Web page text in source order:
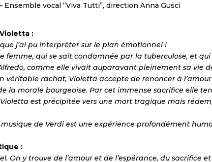
vocal “Viva Tutti”, direction Anna Gusci
:
j’ai pu interpréter sur le plan émotionnel !
qui se sait condamnée par la tuberculose, et qui
comme elle vivait auparavant pleinement sa vie
rachat, Violetta accepte de renoncer à l’amour
la morale bourgeoise. Par cet immense sacrifice elle
est précipitée vers une mort tragique mais
de Verdi est une expérience profondément
:
On y trouve de l’amour et de l’espérance, du sacrifice